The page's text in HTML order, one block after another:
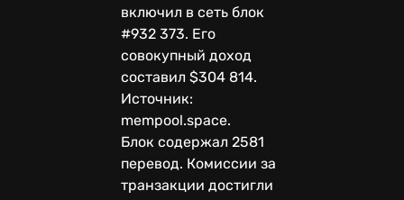
включил в сеть блок
#932 373. Его
совокупный доход
составил $304 814.
Источник:
mempool.space.
Блок содержал 2581
перевод. Комиссии за
транзакции достигли